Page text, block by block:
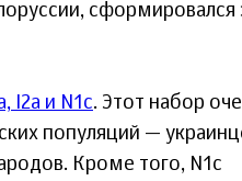
сформировался
I2a и N1c. Этот набор
популяций —
Кроме того, N1c